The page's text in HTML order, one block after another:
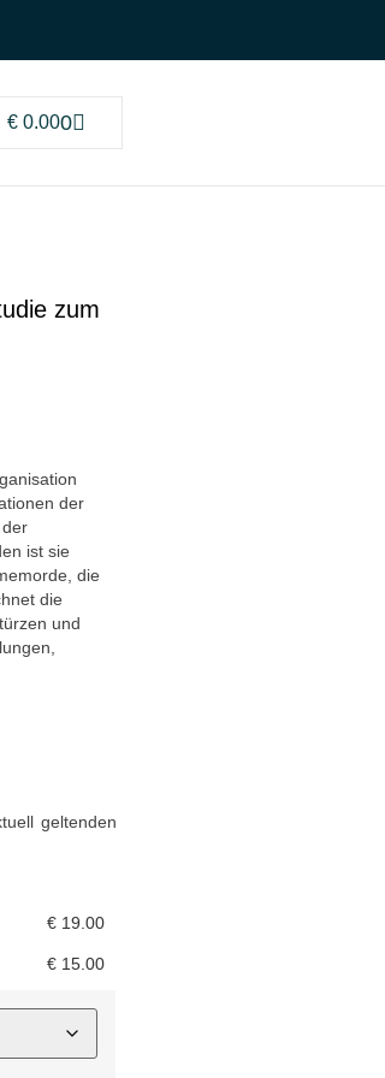
€0.000
zum
der
ist sie
die
die
und
geltenden
€19.00
€15.00